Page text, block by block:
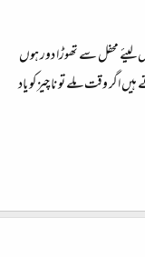
لیئے محفل سے تھوڑا دور ہوں
اگر وقت ملے تو نا چیز کو یاد